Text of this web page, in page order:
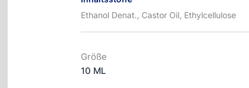
Ethanol Denat., Castor Oil, Ethylcellulose
Größe
10 ML